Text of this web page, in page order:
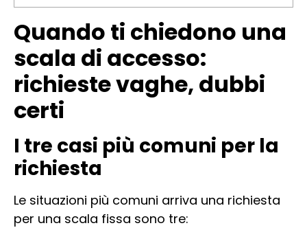
Quando ti chiedono una
scala di accesso:
richieste vaghe, dubbi
certi
I tre casi più comuni per la
richiesta
Le situazioni più comuni arriva una richiesta
per una scala fissa sono tre: